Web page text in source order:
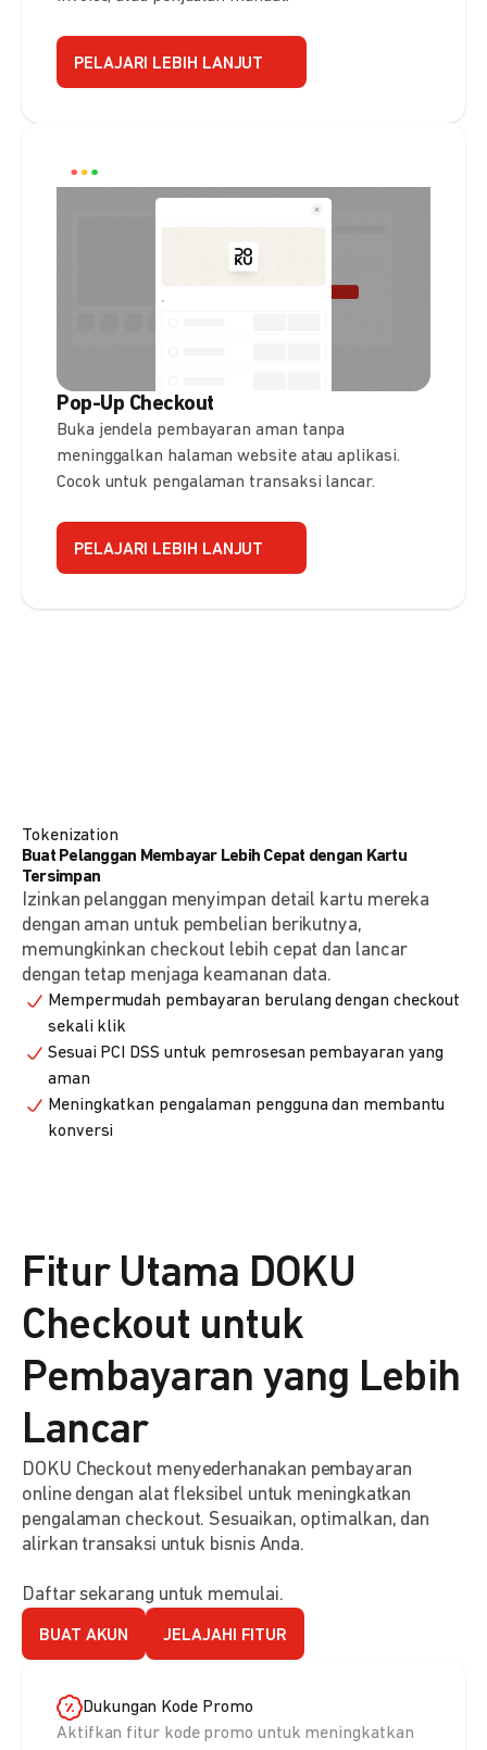
PELAJARI LEBIH LANJUT
Pop-Up Checkout
Buka jendela pembayaran aman tanpa
meninggalkan halaman website atau aplikasi.
Cocok untuk pengalaman transaksi lancar.
PELAJARI LEBIH LANJUT
Tokenization
Buat Pelanggan Membayar Lebih Cepat dengan Kartu
Tersimpan
Izinkan pelanggan menyimpan detail kartu mereka
dengan aman untuk pembelian berikutnya,
memungkinkan checkout lebih cepat dan lancar
dengan tetap menjaga keamanan data.
Mempermudah pembayaran berulang dengan checkout
sekali klik
Sesuai PCI DSS untuk pemrosesan pembayaran yang
aman
Meningkatkan pengalaman pengguna dan membantu
konversi
Fitur Utama DOKU
Checkout untuk
Pembayaran yang Lebih
Lancar
DOKU Checkout menyederhanakan pembayaran
online dengan alat fleksibel untuk meningkatkan
pengalaman checkout. Sesuaikan, optimalkan, dan
alirkan transaksi untuk bisnis Anda.
Daftar sekarang untuk memulai.
BUAT AKUN JELAJAHI FITUR
Dukungan Kode Promo
Aktifkan fitur kode promo untuk meningkatkan